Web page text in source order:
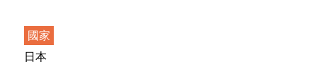
國家
日本